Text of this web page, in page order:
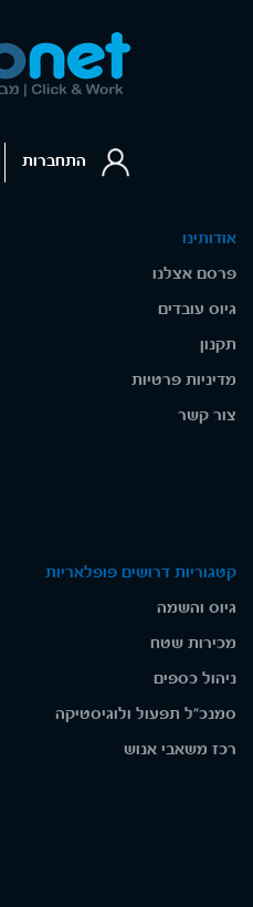
אודותינו
פרסם אצלנו
גיוס עובדים
תקנון
מדיניות פרטיות
צור קשר
קטגוריות דרושים פופלאריות
גיוס והשמה
מכירות שטח
ניהול כספים
סמנכ"ל תפעול ולוגיסטיקה
רכז משאבי אנוש